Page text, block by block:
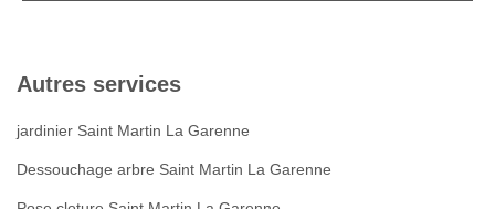
Autres services
jardinier Saint Martin La Garenne
Dessouchage arbre Saint Martin La Garenne